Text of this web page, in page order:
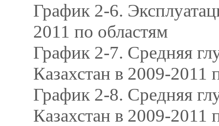
График 2-6.
2011 по областям
График 2-7. Средняя
Казахстан в 2009-2011
График 2-8. Средняя
Казахстан в 2009-